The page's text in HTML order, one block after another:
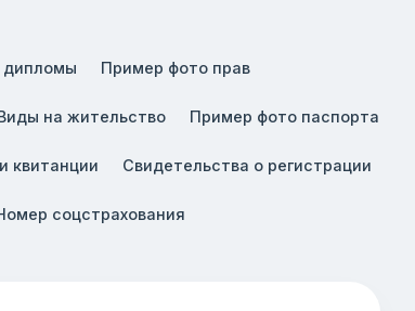
дипломы Пример фото прав
на жительство Пример фото паспорта
квитанции Свидетельства о регистрации
соцстрахования